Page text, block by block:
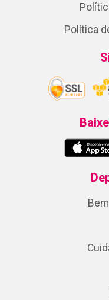
Política